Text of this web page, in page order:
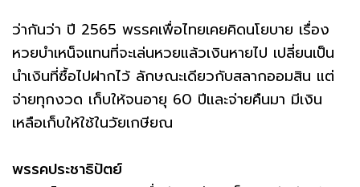
ว่ากันว่า ปี 2565 พรรคเพื่อไทยเคยคิดนโยบาย เรื่อง
หวยบำเหน็จแทนที่จะเล่นหวยแล้วเงินหายไป เปลี่ยนเป็น
นำเงินที่ซื้อไปฝากไว้ ลักษณะเดียวกับสลากออมสิน แต่
จ่ายทุกงวด เก็บให้จนอายุ 60 ปีและจ่ายคืนมา มีเงิน
เหลือเก็บให้ใช้ในวัยเกษียณ
พรรคประชาธิปัตย์